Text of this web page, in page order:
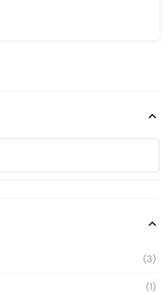
(3)
(1)